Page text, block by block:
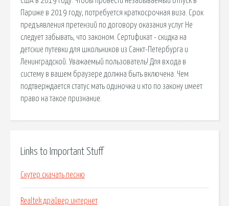
Париже в 2019 году, потребуется краткосрочная виза. Срок
предъявления претензий по договору оказания услуг Не
следует забывать, что законом. Сертификат - скидка на
детские путевки для школьников из Санкт-Петербурга и
Ленинградской. Уважаемый пользователь! Для входа в
систему в вашем браузере должна быть включена. Чем
подтверждается статус мать одиночка и кто по закону имеет
право на такое признание.
Links to Important Stuff
Скутер скачать песню
Realtek драйвер интернет